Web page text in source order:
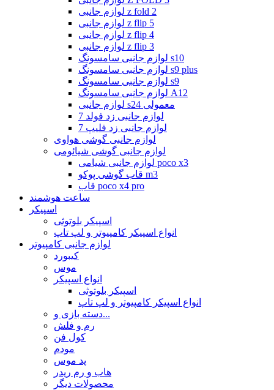
لوازم جانبی z fold 2
لوازم جانبی z flip 5
لوازم جانبی z flip 4
لوازم جانبی z flip 3
لوازم جانبی سامسونگ s10
لوازم جانبی سامسونگ s9 plus
لوازم جانبی سامسونگ s9
لوازم جانبی سامسونگ A12
لوازم جانبی s24 معمولی
لوازم جانبی زد فولد 7
لوازم جانبی زد فلیپ 7
لوازم جانبی گوشی هواوی
لوازم جانبی گوشی شیائومی
لوازم جانبی شیامی poco x3
قاب گوشی پوکو m3
قاب poco x4 pro
ساعت هوشمند
اسپیکر
اسپیکر بلوتوثی
انواع اسپیکر کامپیوتر و لپ تاپ
لوازم جانبی کامپیوتر
کیبورد
موس
انواع اسپیکر
اسپیکر بلوتوثی
انواع اسپیکر کامپیوتر و لپ تاپ
دسته بازی و...
رم و فلش
کول فن
مودم
پد موس
هاب و رم ریدر
محصولات دیگر